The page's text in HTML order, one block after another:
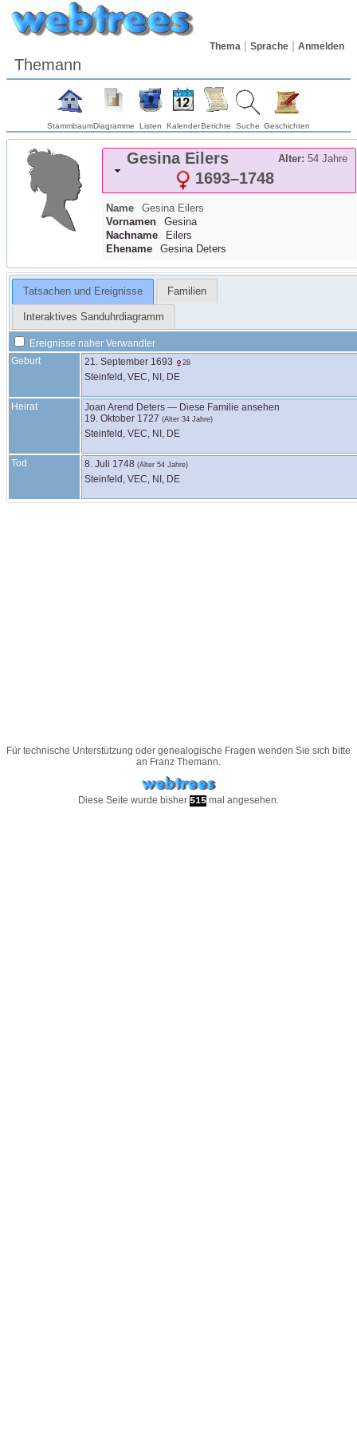
Thema Sprache Anmelden
Themann
StammbaumDiagramme Listen KalenderBerichte Suche Geschichten
Gesina Eilers Alter: 54 Jahre
1693–1748
Name Gesina Eilers
Vornamen
Gesina
Nachname
Eilers
Ehename
Gesina Deters
Tatsachen und Ereignisse Familien
Interaktives Sanduhrdiagramm
Ereignisse naher Verwandter
Geburt
21. September 1693 28
Steinfeld, VEC, NI, DE
Heirat Joan Arend Deters — Diese Familie ansehen
19. Oktober 1727 (Alter 34 Jahre)
Steinfeld, VEC, NI, DE
Tod 8. Juli 1748 (Alter 54 Jahre)
Steinfeld, VEC, NI, DE
Für technische Unterstützung oder genealogische Fragen wenden Sie sich bitte
an Franz Themann.
Diese Seite wurde bisher 515 mal angesehen.